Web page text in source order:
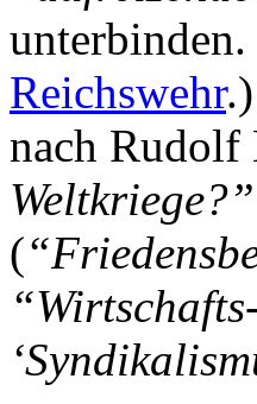
unterbinden.
Reichswehr
nach Rudolf
Weltkriege?”
(